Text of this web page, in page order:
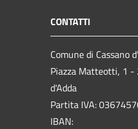
CONTATTI
Comune di Cassano
Piazza Matteotti, 1 -
d'Adda
Partita IVA:
IBAN: